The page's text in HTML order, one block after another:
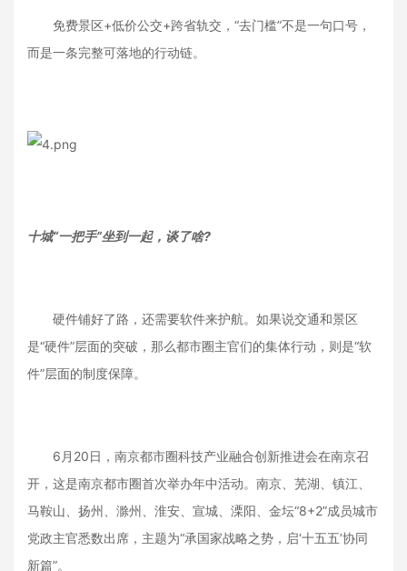
免费景区+低价公交+跨省轨交，“去门槛”不是一句口号，
而是一条完整可落地的行动链。
十城“一把手”坐到一起，谈了啥?
硬件铺好了路，还需要软件来护航。如果说交通和景区
是“硬件”层面的突破，那么都市圈主官们的集体行动，则是“软
件”层面的制度保障。
6月20日，南京都市圈科技产业融合创新推进会在南京召
开，这是南京都市圈首次举办年中活动。南京、芜湖、镇江、
马鞍山、扬州、滁州、淮安、宣城、溧阳、金坛“8+2”成员城市
党政主官悉数出席，主题为“承国家战略之势，启‘十五五’协同
新篇”。